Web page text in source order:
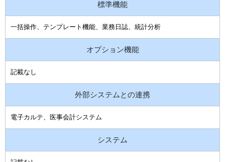
標準機能
一括操作、テンプレート機能、業務日誌、統計分析
オプション機能
記載なし
外部システムとの連携
電子カルテ、医事会計システム
システム